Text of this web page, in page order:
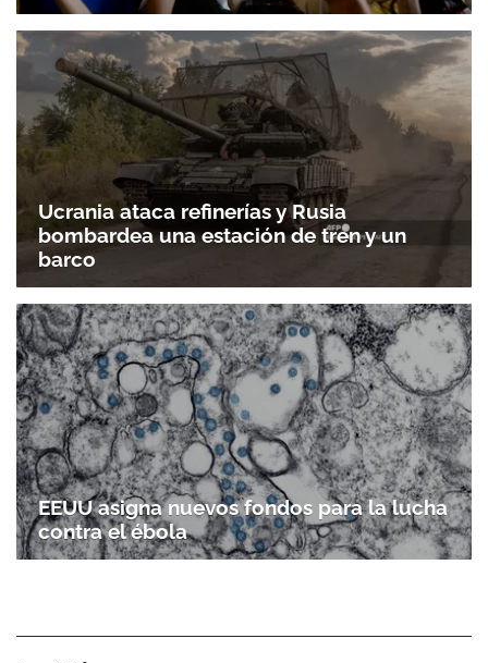
Ucrania ataca refinerías y Rusia
bombardea una estación de tren y un
barco
EEUU asigna nuevos fondos para la lucha
contra el ébola